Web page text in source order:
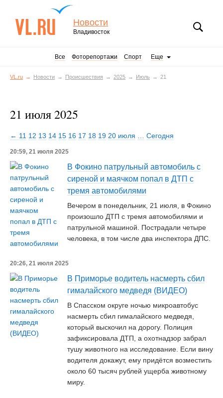
Новости
Владивосток
Все Фоторепортажи Спорт Еще
VL.ru Новости Происшествия 2025 Июль 21
21 июля 2025
← 11 12 13 14 15 16 17 18 19 20 июля Сегодня
20:59, 21 июля 2025
В Фокино патрульный автомобиль с
сиреной и маячком попал в ДТП с
тремя автомобилями
Вечером в понедельник, 21 июля, в Фокино
произошло ДТП с тремя автомобилями и
патрульной машиной. Пострадали четыре
человека, в том числе два инспектора ДПС.
20:26, 21 июля 2025
В Приморье водитель насмерть сбил
гималайского медведя (ВИДЕО)
В Спасском округе ночью микроавтобус
насмерть сбил гималайского медведя,
который выскочил на дорогу. Полиция
зафиксировала ДТП, а охотнадзор забрал
тушу животного на исследование. Если вину
водителя докажут, ему придётся возместить
около 60 тысяч рублей ущерба животному
миру.